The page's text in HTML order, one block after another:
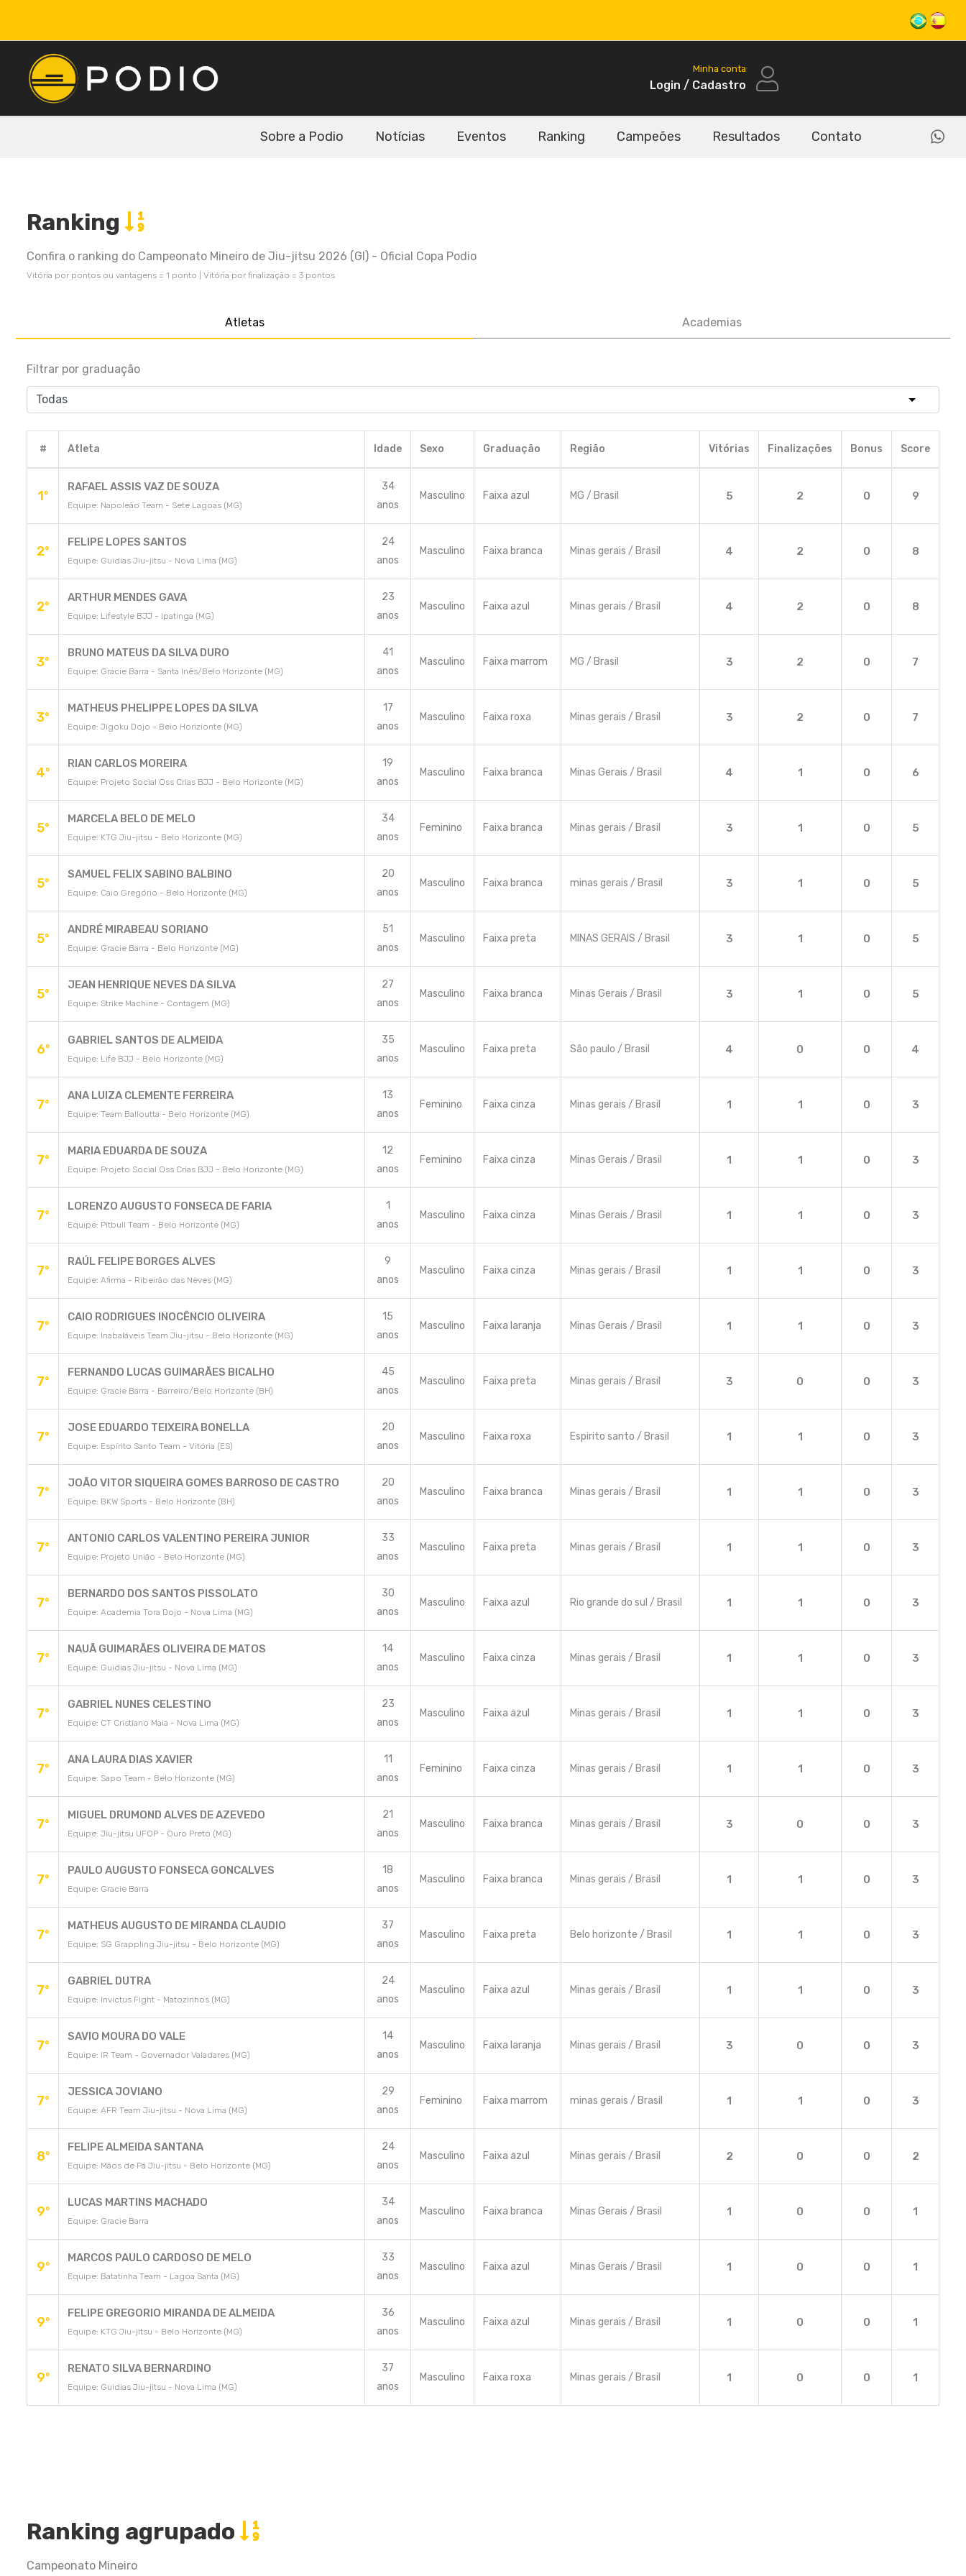
Minha conta
Login / Cadastro
Sobre a Podio Notícias Eventos Ranking Campeões Resultados Contato
Ranking
Confira o ranking do Campeonato Mineiro de Jiu-jitsu 2026 (GI) - Oficial Copa Podio
Vitória por pontos ou vantagens = 1 ponto | Vitória por finalização = 3 pontos
Atletas Academias
Filtrar por graduação
# Atleta Idade Sexo Graduação Região Vitórias Finalizações Bonus Score
1º
RAFAEL ASSIS VAZ DE SOUZA
Equipe: Napoleão Team - Sete Lagoas (MG)
34
anos
Masculino Faixa azul MG / Brasil 5 2 0 9
2º
FELIPE LOPES SANTOS
Equipe: Guidias Jiu-jitsu - Nova Lima (MG)
24
anos
Masculino Faixa branca Minas gerais / Brasil 4 2 0 8
2º
ARTHUR MENDES GAVA
Equipe: Lifestyle BJJ - Ipatinga (MG)
23
anos
Masculino Faixa azul Minas gerais / Brasil 4 2 0 8
3º
BRUNO MATEUS DA SILVA DURO
Equipe: Gracie Barra - Santa Inês/Belo Horizonte (MG)
41
anos
Masculino Faixa marrom MG / Brasil 3 2 0 7
3º
MATHEUS PHELIPPE LOPES DA SILVA
Equipe: Jigoku Dojo - Beio Horizionte (MG)
17
anos
Masculino Faixa roxa Minas gerais / Brasil 3 2 0 7
4º
RIAN CARLOS MOREIRA
Equipe: Projeto Social Oss Crias BJJ - Belo Horizonte (MG)
19
anos
Masculino Faixa branca Minas Gerais / Brasil 4 1 0 6
5º
MARCELA BELO DE MELO
Equipe: KTG Jiu-jitsu - Belo Horizonte (MG)
34
anos
Feminino Faixa branca Minas gerais / Brasil 3 1 0 5
5º
SAMUEL FELIX SABINO BALBINO
Equipe: Caio Gregório - Belo Horizonte (MG)
20
anos
Masculino Faixa branca minas gerais / Brasil 3 1 0 5
5º
ANDRÉ MIRABEAU SORIANO
Equipe: Gracie Barra - Belo Horizonte (MG)
51
anos
Masculino Faixa preta MINAS GERAIS / Brasil 3 1 0 5
5º
JEAN HENRIQUE NEVES DA SILVA
Equipe: Strike Machine - Contagem (MG)
27
anos
Masculino Faixa branca Minas Gerais / Brasil 3 1 0 5
6º
GABRIEL SANTOS DE ALMEIDA
Equipe: Life BJJ - Belo Horizonte (MG)
35
anos
Masculino Faixa preta Sâo paulo / Brasil 4 0 0 4
7º
ANA LUIZA CLEMENTE FERREIRA
Equipe: Team Balloutta - Belo Horizonte (MG)
13
anos
Feminino Faixa cinza Minas gerais / Brasil 1 1 0 3
7º
MARIA EDUARDA DE SOUZA
Equipe: Projeto Social Oss Crias BJJ - Belo Horizonte (MG)
12
anos
Feminino Faixa cinza Minas Gerais / Brasil 1 1 0 3
7º
LORENZO AUGUSTO FONSECA DE FARIA
Equipe: Pitbull Team - Belo Horizonte (MG)
1
anos
Masculino Faixa cinza Minas Gerais / Brasil 1 1 0 3
7º
RAÚL FELIPE BORGES ALVES
Equipe: Afirma - Ribeirão das Neves (MG)
9
anos
Masculino Faixa cinza Minas gerais / Brasil 1 1 0 3
7º
CAIO RODRIGUES INOCÊNCIO OLIVEIRA
Equipe: Inabaláveis Team Jiu-jitsu - Belo Horizonte (MG)
15
anos
Masculino Faixa laranja Minas Gerais / Brasil 1 1 0 3
7º
FERNANDO LUCAS GUIMARÃES BICALHO
Equipe: Gracie Barra - Barreiro/Belo Horizonte (BH)
45
anos
Masculino Faixa preta Minas gerais / Brasil 3 0 0 3
7º
JOSE EDUARDO TEIXEIRA BONELLA
Equipe: Espírito Santo Team - Vitória (ES)
20
anos
Masculino Faixa roxa Espirito santo / Brasil 1 1 0 3
7º
JOÃO VITOR SIQUEIRA GOMES BARROSO DE CASTRO
Equipe: BKW Sports - Belo Horizonte (BH)
20
anos
Masculino Faixa branca Minas gerais / Brasil 1 1 0 3
7º
ANTONIO CARLOS VALENTINO PEREIRA JUNIOR
Equipe: Projeto União - Belo Horizonte (MG)
33
anos
Masculino Faixa preta Minas gerais / Brasil 1 1 0 3
7º
BERNARDO DOS SANTOS PISSOLATO
Equipe: Academia Tora Dojo - Nova Lima (MG)
30
anos
Masculino Faixa azul Rio grande do sul / Brasil 1 1 0 3
7º
NAUÃ GUIMARÃES OLIVEIRA DE MATOS
Equipe: Guidias Jiu-jitsu - Nova Lima (MG)
14
anos
Masculino Faixa cinza Minas gerais / Brasil 1 1 0 3
7º
GABRIEL NUNES CELESTINO
Equipe: CT Cristiano Maia - Nova Lima (MG)
23
anos
Masculino Faixa azul Minas gerais / Brasil 1 1 0 3
7º
ANA LAURA DIAS XAVIER
Equipe: Sapo Team - Belo Horizonte (MG)
11
anos
Feminino Faixa cinza Minas gerais / Brasil 1 1 0 3
7º
MIGUEL DRUMOND ALVES DE AZEVEDO
Equipe: Jiu-jitsu UFOP - Ouro Preto (MG)
21
anos
Masculino Faixa branca Minas gerais / Brasil 3 0 0 3
7º
PAULO AUGUSTO FONSECA GONCALVES
Equipe: Gracie Barra
18
anos
Masculino Faixa branca Minas gerais / Brasil 1 1 0 3
7º
MATHEUS AUGUSTO DE MIRANDA CLAUDIO
Equipe: SG Grappling Jiu-jitsu - Belo Horizonte (MG)
37
anos
Masculino Faixa preta Belo horizonte / Brasil 1 1 0 3
7º
GABRIEL DUTRA
Equipe: Invictus Fight - Matozinhos (MG)
24
anos
Masculino Faixa azul Minas gerais / Brasil 1 1 0 3
7º
SAVIO MOURA DO VALE
Equipe: IR Team - Governador Valadares (MG)
14
anos
Masculino Faixa laranja Minas gerais / Brasil 3 0 0 3
7º
JESSICA JOVIANO
Equipe: AFR Team Jiu-jitsu - Nova Lima (MG)
29
anos
Feminino Faixa marrom minas gerais / Brasil 1 1 0 3
8º
FELIPE ALMEIDA SANTANA
Equipe: Mãos de Pá Jiu-jitsu - Belo Horizonte (MG)
24
anos
Masculino Faixa azul Minas gerais / Brasil 2 0 0 2
9º
LUCAS MARTINS MACHADO
Equipe: Gracie Barra
34
anos
Masculino Faixa branca Minas Gerais / Brasil 1 0 0 1
9º
MARCOS PAULO CARDOSO DE MELO
Equipe: Batatinha Team - Lagoa Santa (MG)
33
anos
Masculino Faixa azul Minas Gerais / Brasil 1 0 0 1
9º
FELIPE GREGORIO MIRANDA DE ALMEIDA
Equipe: KTG Jiu-jitsu - Belo Horizonte (MG)
36
anos
Masculino Faixa azul Minas gerais / Brasil 1 0 0 1
9º
RENATO SILVA BERNARDINO
Equipe: Guidias Jiu-jitsu - Nova Lima (MG)
37
anos
Masculino Faixa roxa Minas gerais / Brasil 1 0 0 1
Ranking agrupado
Campeonato Mineiro